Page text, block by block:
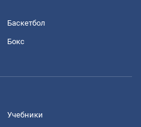
Баскетбол
Бокс
Учебники